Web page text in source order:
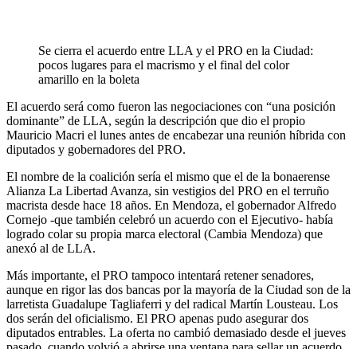
Se cierra el acuerdo entre LLA y el PRO en la Ciudad:
pocos lugares para el macrismo y el final del color
amarillo en la boleta
El acuerdo será como fueron las negociaciones con “una posición
dominante” de LLA, según la descripción que dio el propio
Mauricio Macri el lunes antes de encabezar una reunión híbrida con
diputados y gobernadores del PRO.
El nombre de la coalición sería el mismo que el de la bonaerense
Alianza La Libertad Avanza, sin vestigios del PRO en el terruño
macrista desde hace 18 años. En Mendoza, el gobernador Alfredo
Cornejo -que también celebró un acuerdo con el Ejecutivo- había
logrado colar su propia marca electoral (Cambia Mendoza) que
anexó al de LLA.
Más importante, el PRO tampoco intentará retener senadores,
aunque en rigor las dos bancas por la mayoría de la Ciudad son de la
larretista Guadalupe Tagliaferri y del radical Martín Lousteau. Los
dos serán del oficialismo. El PRO apenas pudo asegurar dos
diputados entrables. La oferta no cambió demasiado desde el jueves